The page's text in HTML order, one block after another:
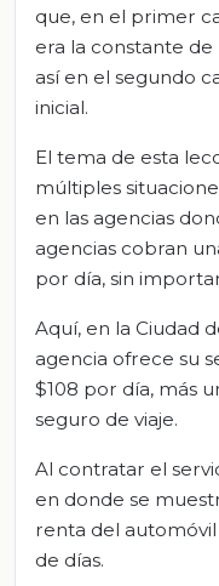
que, en el primer
era la constante
así en el segundo
inicial.
El tema de esta
múltiples
en las agencias
agencias cobran
por día, sin
Aquí, en la Ciudad
agencia ofrece su
$108 por día, más
seguro de viaje.
Al contratar el
en donde se
renta del
de días.